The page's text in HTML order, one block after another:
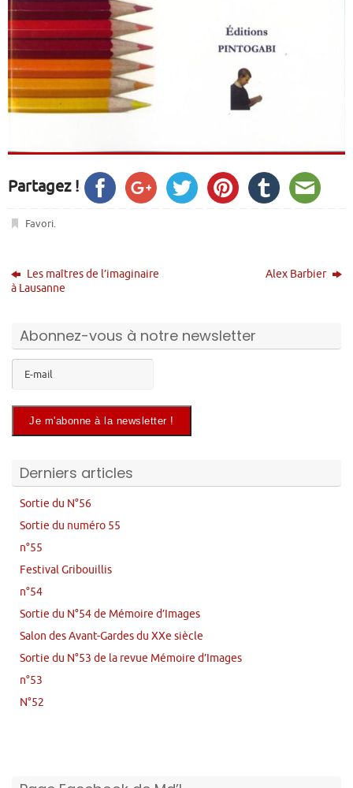
Partagez !
Favori.
Les maîtres de l’imaginaire
à Lausanne
Alex Barbier
Abonnez-vous à notre newsletter
Derniers articles
Sortie du N°56
Sortie du numéro 55
n°55
Festival Gribouillis
n°54
Sortie du N°54 de Mémoire d’Images
Salon des Avant-Gardes du XXe siècle
Sortie du N°53 de la revue Mémoire d’Images
n°53
N°52